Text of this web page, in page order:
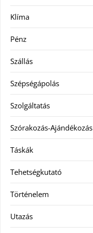
Klíma
Pénz
Szállás
Szépségápolás
Szolgáltatás
Szórakozás-Ajándékozás
Táskák
Tehetségkutató
Történelem
Utazás